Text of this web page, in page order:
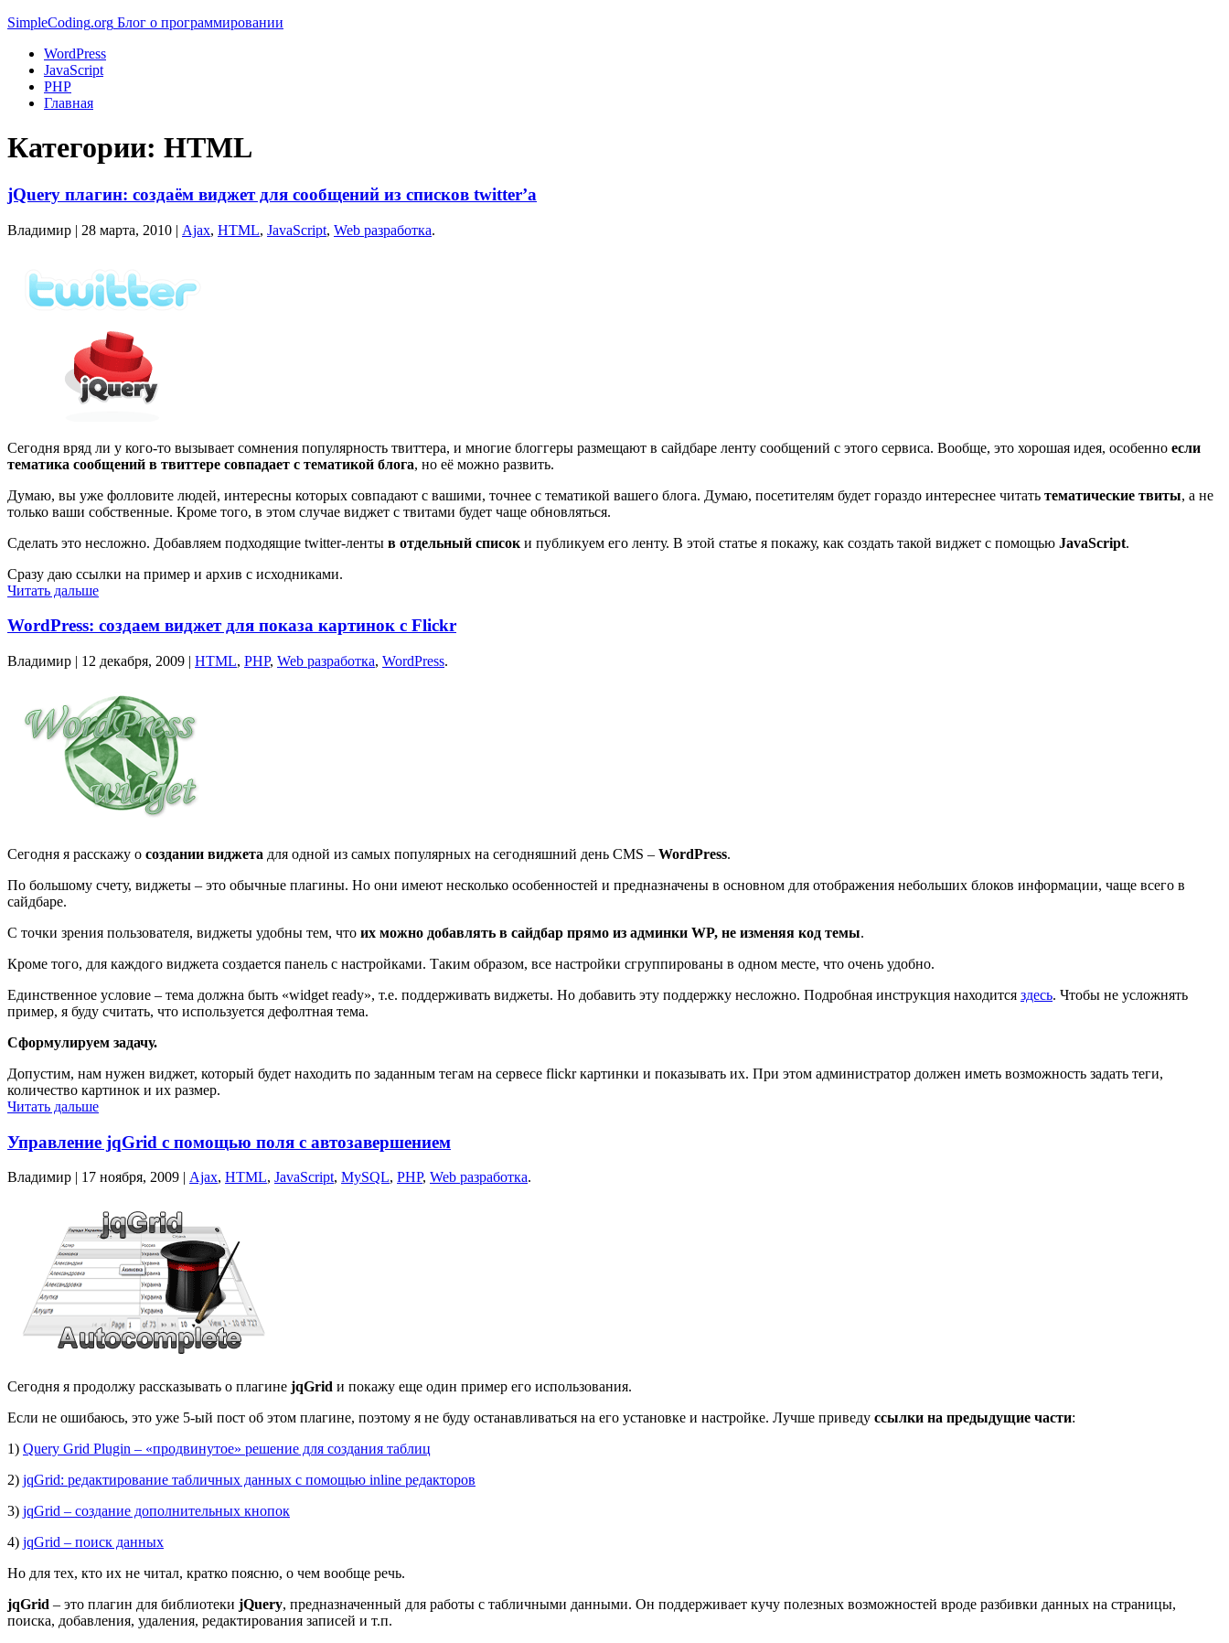
SimpleCoding.org Блог о программировании
WordPress
JavaScript
PHP
Главная
Категории: HTML
jQuery плагин: создаём виджет для сообщений из списков twitter’а
Владимир | 28 марта, 2010 | Ajax, HTML, JavaScript, Web разработка.
Сегодня вряд ли у кого-то вызывает сомнения популярность твиттера, и многие блоггеры размещают в сайдбаре ленту сообщений с этого сервиса. Вообще, это хорошая идея, особенно если
тематика сообщений в твиттере совпадает с тематикой блога, но её можно развить.
Думаю, вы уже фолловите людей, интересны которых совпадают с вашими, точнее с тематикой вашего блога. Думаю, посетителям будет гораздо интереснее читать тематические твиты, а не
только ваши собственные. Кроме того, в этом случае виджет с твитами будет чаще обновляться.
Сделать это несложно. Добавляем подходящие twitter-ленты в отдельный список и публикуем его ленту. В этой статье я покажу, как создать такой виджет с помощью JavaScript.
Сразу даю ссылки на пример и архив с исходниками.
Читать дальше
WordPress: создаем виджет для показа картинок с Flickr
Владимир | 12 декабря, 2009 | HTML, PHP, Web разработка, WordPress.
Сегодня я расскажу о создании виджета для одной из самых популярных на сегодняшний день CMS – WordPress.
По большому счету, виджеты – это обычные плагины. Но они имеют несколько особенностей и предназначены в основном для отображения небольших блоков информации, чаще всего в
сайдбаре.
С точки зрения пользователя, виджеты удобны тем, что их можно добавлять в сайдбар прямо из админки WP, не изменяя код темы.
Кроме того, для каждого виджета создается панель с настройками. Таким образом, все настройки сгруппированы в одном месте, что очень удобно.
Единственное условие – тема должна быть «widget ready», т.е. поддерживать виджеты. Но добавить эту поддержку несложно. Подробная инструкция находится здесь. Чтобы не усложнять
пример, я буду считать, что используется дефолтная тема.
Сформулируем задачу.
Допустим, нам нужен виджет, который будет находить по заданным тегам на сервесе flickr картинки и показывать их. При этом администратор должен иметь возможность задать теги,
количество картинок и их размер.
Читать дальше
Управление jqGrid с помощью поля с автозавершением
Владимир | 17 ноября, 2009 Ajax, HTML, JavaScript, MySQL, PHP, Web разработка.
Сегодня я продолжу рассказывать о плагине jqGrid и покажу еще один пример его использования.
Если не ошибаюсь, это уже 5-ый пост об этом плагине, поэтому я не буду останавливаться на его установке и настройке. Лучше приведу ссылки на предыдущие части:
1) Query Grid Plugin – «продвинутое» решение для создания таблиц
2) jqGrid: редактирование табличных данных с помощью inline редакторов
3) jqGrid – создание дополнительных кнопок
4) jqGrid – поиск данных
Но для тех, кто их не читал, кратко поясню, о чем вообще речь.
jqGrid – это плагин для библиотеки jQuery, предназначенный для работы с табличными данными. Он поддерживает кучу полезных возможностей вроде разбивки данных на страницы,
поиска, добавления, удаления, редактирования записей и т.п.